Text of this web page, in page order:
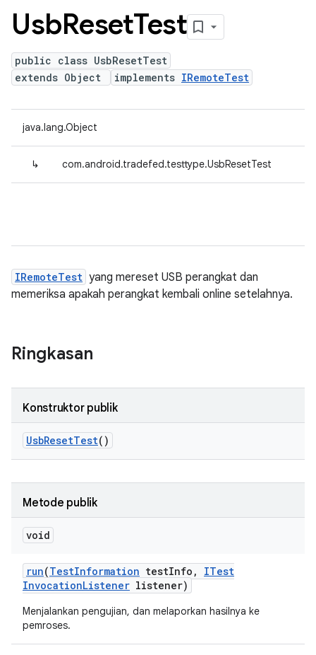
UsbResetTest
public class UsbResetTest
extends Object
implements IRemoteTest
java.lang.Object
↳ com.android.tradefed.testtype.UsbResetTest
IRemoteTest yang mereset USB perangkat dan
memeriksa apakah perangkat kembali online setelahnya.
Ringkasan
Konstruktor publik
UsbResetTest()
Metode publik
void
run(TestInformation testInfo ,
ITest
InvocationListener listener)
Menjalankan pengujian, dan melaporkan hasilnya ke
pemroses.